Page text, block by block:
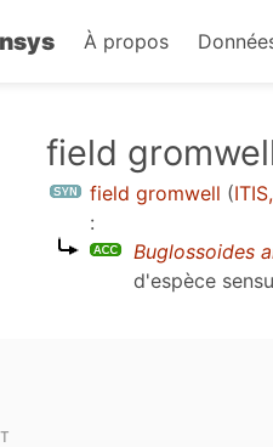
À propos
field
field gromwell (
:
Buglossoides
d'espèce sensu